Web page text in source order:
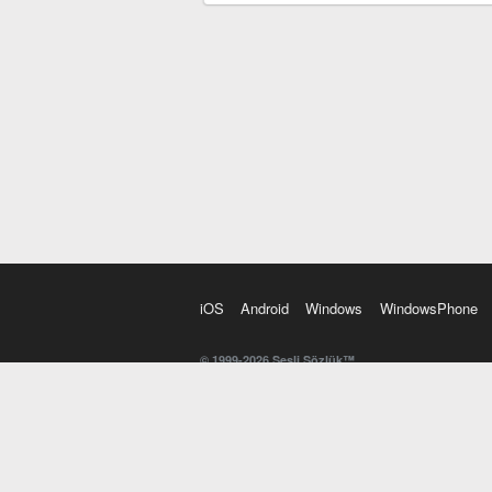
iOS Android Windows WindowsPhone
© 1999-2026 Sesli Sözlük™